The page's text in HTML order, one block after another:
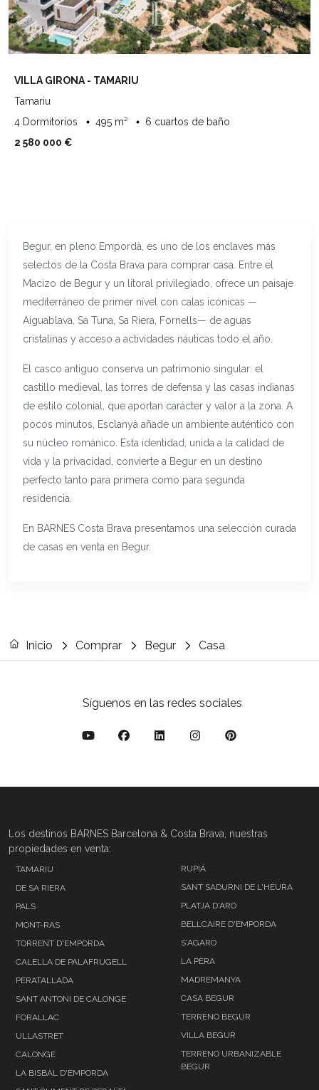
VILLA GIRONA - TAMARIU
Tamariu
4 Dormitorios
495 m²
6 cuartos de baño
2 580 000 €
Begur, en pleno Empordà, es uno de los enclaves más
selectos de la Costa Brava para comprar casa. Entre el
Macizo de Begur y un litoral privilegiado, ofrece un paisaje
mediterráneo de primer nivel con calas icónicas —
Aiguablava, Sa Tuna, Sa Riera, Fornells— de aguas
cristalinas y acceso a actividades náuticas todo el año.
El casco antiguo conserva un patrimonio singular: el
castillo medieval, las torres de defensa y las casas indianas
de estilo colonial, que aportan carácter y valor a la zona. A
pocos minutos, Esclanyà añade un ambiente auténtico con
su núcleo románico. Esta identidad, unida a la calidad de
vida y la privacidad, convierte a Begur en un destino
perfecto tanto para primera como para segunda
residencia.
En BARNES Costa Brava presentamos una selección curada
de casas en venta en Begur.
Inicio Comprar Begur Casa
Síguenos en las redes sociales
Los destinos BARNES Barcelona & Costa Brava, nuestras
propiedades en venta:
TAMARIU
DE SA RIERA
PALS
MONT-RAS
TORRENT D'EMPORDA
CALELLA DE PALAFRUGELL
PERATALLADA
SANT ANTONI DE CALONGE
FORALLAC
ULLASTRET
CALONGE
LA BISBAL D'EMPORDA
RUPIÁ
SANT SADURNI DE L'HEURA
PLATJA D'ARO
BELLCAIRE D'EMPORDA
S'AGARO
LA PERA
MADREMANYA
CASA BEGUR
TERRENO BEGUR
VILLA BEGUR
TERRENO URBANIZABLE
BEGUR